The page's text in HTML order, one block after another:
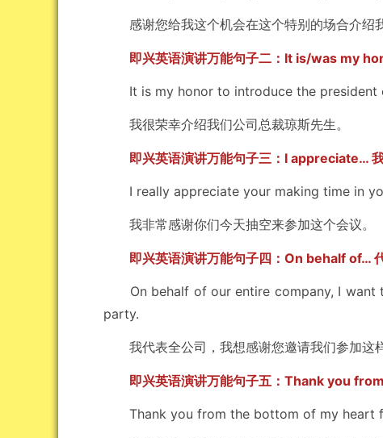
感谢您给我这个机会在这个特别的场合介绍我
即兴英语演讲万能句子二：It is/was my
It is my honor to introduce the president
我很荣幸介绍我们公司总裁琼斯先生。
即兴英语演讲万能句子三：I appreciate…
I really appreciate your making time in
我非常感谢你们今天抽空来参加这个会议。
即兴英语演讲万能句子四：On behalf of…
On behalf of our entire company, I want
party.
我代表全公司，我想感谢您邀请我们参加这样
即兴英语演讲万能句子五：Thank you
Thank you from the bottom of my heart